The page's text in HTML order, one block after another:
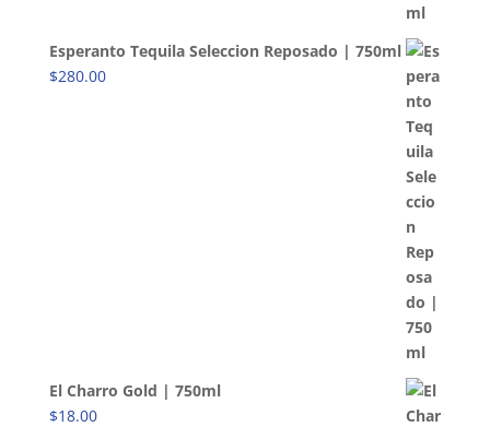
Esperanto Tequila Seleccion Reposado | 750ml
$280.00
El Charro Gold | 750ml
$18.00